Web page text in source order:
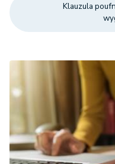
Klauzula